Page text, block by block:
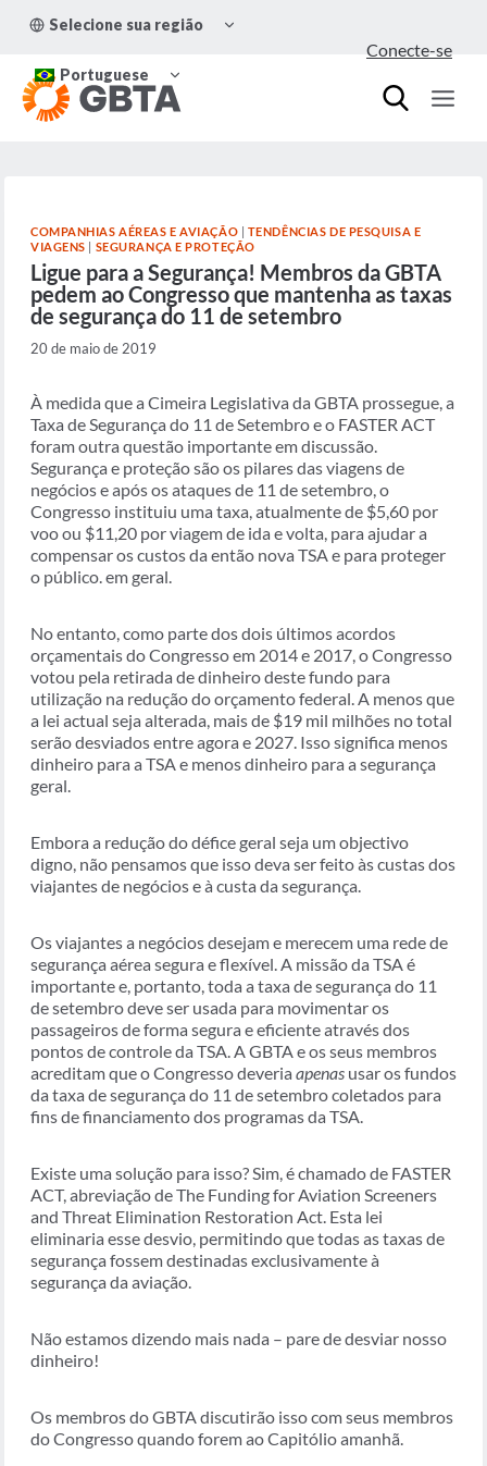
para
Conteúdo
Selecione sua região
MENU
Portuguese
MENU
FILHO
Conecte-se
COMPANHIAS AÉREAS E AVIAÇÃO | TENDÊNCIAS DE PESQUISA E
VIAGENS | SEGURANÇA E PROTEÇÃO
Ligue para a Segurança! Membros da GBTA
pedem ao Congresso que mantenha as taxas
de segurança do 11 de setembro
20 de maio de 2019
À medida que a Cimeira Legislativa da GBTA prossegue, a
Taxa de Segurança do 11 de Setembro e o FASTER ACT
foram outra questão importante em discussão.
Segurança e proteção são os pilares das viagens de
negócios e após os ataques de 11 de setembro, o
Congresso instituiu uma taxa, atualmente de $5,60 por
voo ou $11,20 por viagem de ida e volta, para ajudar a
compensar os custos da então nova TSA e para proteger
o público. em geral.
No entanto, como parte dos dois últimos acordos
orçamentais do Congresso em 2014 e 2017, o Congresso
votou pela retirada de dinheiro deste fundo para
utilização na redução do orçamento federal. A menos que
a lei actual seja alterada, mais de $19 mil milhões no total
serão desviados entre agora e 2027. Isso significa menos
dinheiro para a TSA e menos dinheiro para a segurança
geral.
Embora a redução do défice geral seja um objectivo
digno, não pensamos que isso deva ser feito às custas dos
viajantes de negócios e à custa da segurança.
Os viajantes a negócios desejam e merecem uma rede de
segurança aérea segura e flexível. A missão da TSA é
importante e, portanto, toda a taxa de segurança do 11
de setembro deve ser usada para movimentar os
passageiros de forma segura e eficiente através dos
pontos de controle da TSA. A GBTA e os seus membros
acreditam que o Congresso deveria apenas usar os fundos
da taxa de segurança do 11 de setembro coletados para
fins de financiamento dos programas da TSA.
Existe uma solução para isso? Sim, é chamado de FASTER
ACT, abreviação de The Funding for Aviation Screeners
and Threat Elimination Restoration Act. Esta lei
eliminaria esse desvio, permitindo que todas as taxas de
segurança fossem destinadas exclusivamente à
segurança da aviação.
Não estamos dizendo mais nada – pare de desviar nosso
dinheiro!
Os membros do GBTA discutirão isso com seus membros
do Congresso quando forem ao Capitólio amanhã.